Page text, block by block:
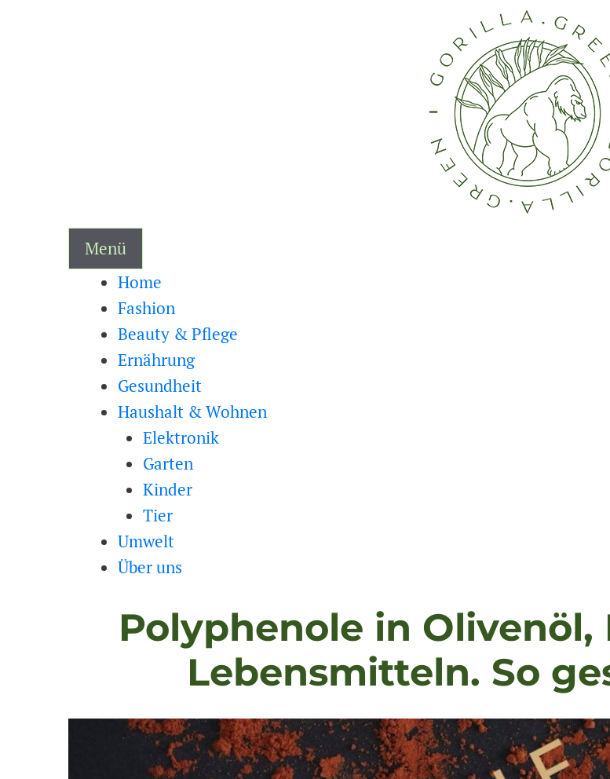
Menü
Home
Fashion
Beauty & Pflege
Ernährung
Gesundheit
Haushalt & Wohnen
Elektronik
Garten
Kinder
Tier
Umwelt
Über uns
Polyphenole in Olivenöl,
Lebensmitteln. So